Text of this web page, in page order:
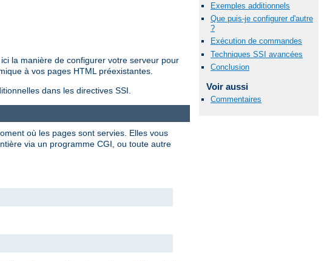
Exemples additionnels
Que puis-je configurer d'autre
?
Exécution de commandes
Techniques SSI avancées
Conclusion
Voir aussi
Commentaires
la manière de configurer votre serveur pour
à vos pages HTML préexistantes.
dans les directives SSI.
où les pages sont servies. Elles vous
via un programme CGI, ou toute autre